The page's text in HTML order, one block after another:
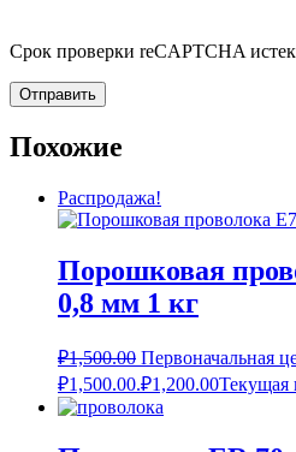
Срок проверки reCAPTCHA
Похожие
Распродажа!
Порошковая
0,8 мм 1 кг
₽1,500.00 Первоначальная
₽1,500.00.₽1,200.00Текущая